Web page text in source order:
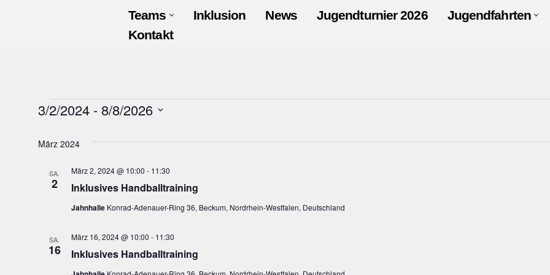
Teams Inklusion News Jugendturnier 2026 Jugendfahrten
Kontakt
3/2/2024 - 8/8/2026
wählen.
März 2024
SA.
2 Inklusives Handballtraining
März 2, 2024 @ 10:00 - 11:30
Jahnhalle Konrad-Adenauer-Ring 36, Beckum, Nordrhein-Westfalen, Deutschland
SA.
16 Inklusives Handballtraining
März 16, 2024 @ 10:00 - 11:30